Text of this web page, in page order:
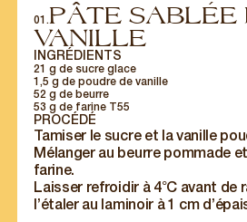
01.PÂTE SABLÉE
VANILLE
INGRÉDIENTS
21 g de sucre glace
1,5 g de poudre de vanille
52 g de beurre
53 g de farine T55
PROCÉDÉ
Tamiser le sucre et la vanille
Mélanger au beurre pommade
farine.
Laisser refroidir à 4°C avant
l’étaler au laminoir à 1 cm